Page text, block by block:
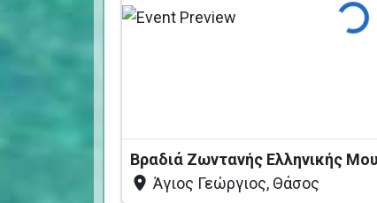
Φόρτωση...
Άγιος Γεώργιος, Θάσος